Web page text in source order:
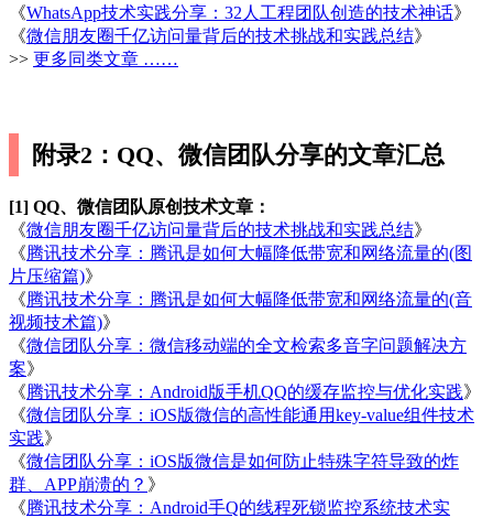
《WhatsApp技术实践分享：32人工程团队创造的技术神话》
《微信朋友圈千亿访问量背后的技术挑战和实践总结》
>> 更多同类文章 ……
附录2：QQ、微信团队分享的文章汇总
[1] QQ、微信团队原创技术文章：
《微信朋友圈千亿访问量背后的技术挑战和实践总结》
《腾讯技术分享：腾讯是如何大幅降低带宽和网络流量的(图
片压缩篇)》
《腾讯技术分享：腾讯是如何大幅降低带宽和网络流量的(音
视频技术篇)》
《微信团队分享：微信移动端的全文检索多音字问题解决方
案》
《腾讯技术分享：Android版手机QQ的缓存监控与优化实践》
《微信团队分享：iOS版微信的高性能通用key-value组件技术
实践》
《微信团队分享：iOS版微信是如何防止特殊字符导致的炸
群、APP崩溃的？ 》
《腾讯技术分享：Android手Q的线程死锁监控系统技术实